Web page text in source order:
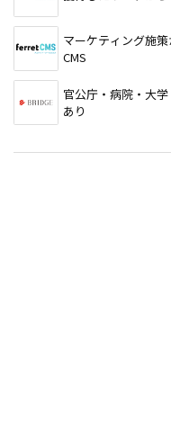
マーケティング施
CMS
官公庁・病院・大
あり